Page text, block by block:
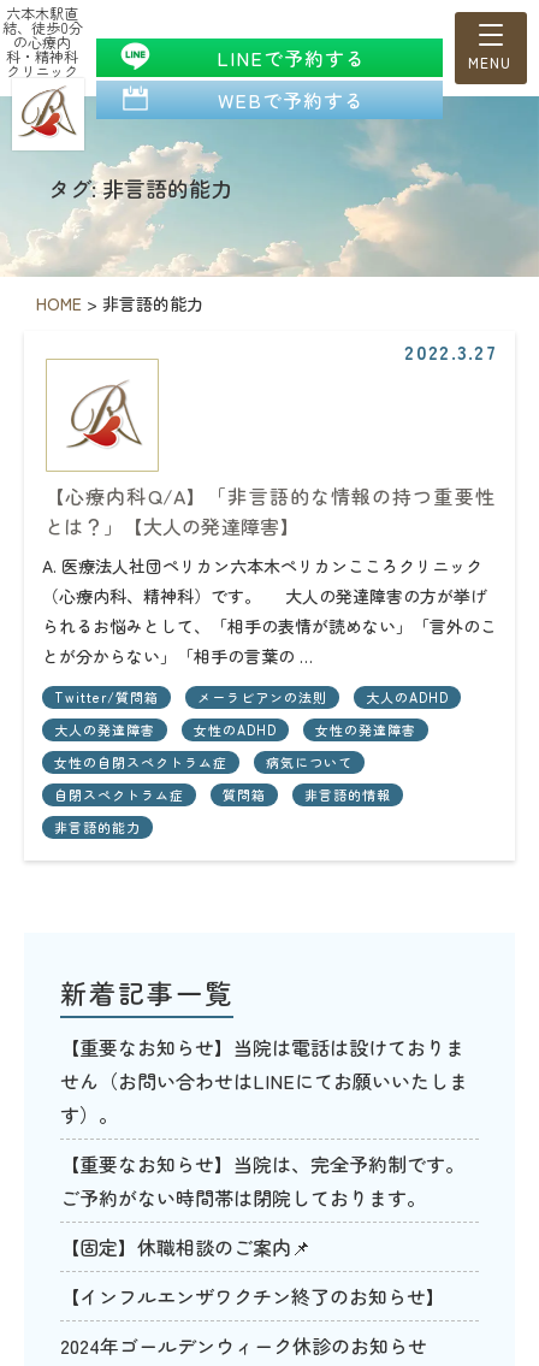
六本木駅直
結、徒歩0分
の心療内
科・精神科
クリニック
LINEで予約する
WEBで予約する
タグ: 非言語的能力
HOME > 非言語的能力
2022.3.27
【心療内科Q/A】「非言語的な情報の持つ重要性
とは？」【大人の発達障害】
A. 医療法人社団ペリカン六本木ペリカンこころクリニック
（心療内科、精神科）です。 大人の発達障害の方が挙げ
られるお悩みとして、「相手の表情が読めない」「言外のこ
とが分からない」「相手の言葉の …
Twitter/質問箱 メーラビアンの法則
大人のADHD
大人の発達障害
女性のADHD
女性の発達障害
女性の自閉スペクトラム症
病気について
自閉スペクトラム症
質問箱
非言語的情報
非言語的能力
新着記事一覧
【重要なお知らせ】当院は電話は設けておりま
せん（お問い合わせはLINEにてお願いいたしま
す）。
【重要なお知らせ】当院は、完全予約制です。
ご予約がない時間帯は閉院しております。
【固定】休職相談のご案内📌
【インフルエンザワクチン終了のお知らせ】
2024年ゴールデンウィーク休診のお知らせ